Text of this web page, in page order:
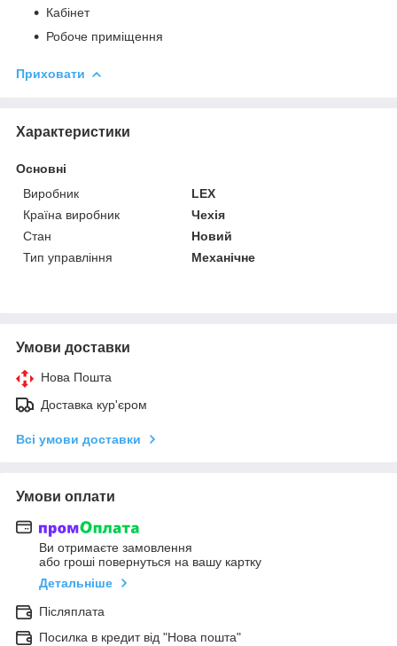
Кабінет
Робоче приміщення
Приховати
Характеристики
Основні
Виробник
LEX
Країна виробник
Чехія
Стан
Новий
Тип управління
Механічне
Умови доставки
Нова Пошта
Доставка кур'єром
Всі умови доставки
Умови оплати
Ви отримаєте замовлення
або гроші повернуться на вашу картку
Детальніше
Післяплата
Посилка в кредит від "Нова пошта"